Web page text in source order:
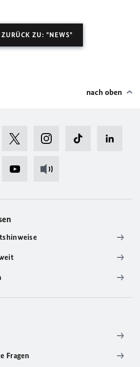
ZURÜCK ZU: "NEWS"
nach oben
Fragen